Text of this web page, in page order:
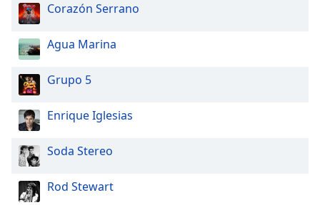
Corazón Serrano
Agua Marina
Grupo 5
Enrique Iglesias
Soda Stereo
Rod Stewart